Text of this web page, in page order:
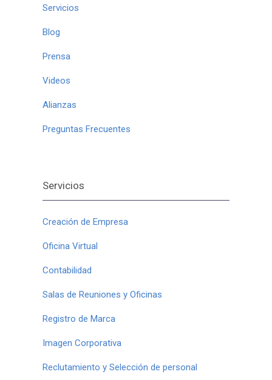
Servicios
Blog
Prensa
Videos
Alianzas
Preguntas Frecuentes
Servicios
Creación de Empresa
Oficina Virtual
Contabilidad
Salas de Reuniones y Oficinas
Registro de Marca
Imagen Corporativa
Reclutamiento y Selección de personal